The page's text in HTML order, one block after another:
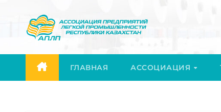
содержимому
ГЛАВНАЯ АССОЦИАЦИЯ